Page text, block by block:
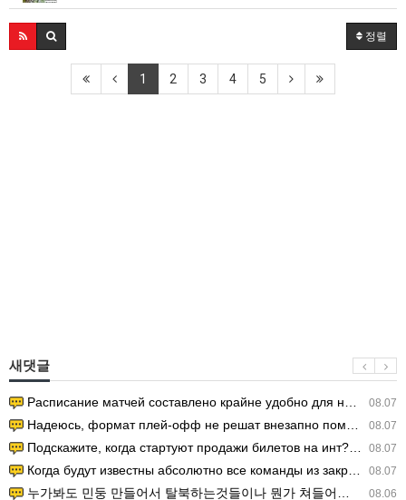
정렬
1 2 3 4 5
새댓글
08.07
Расписание матчей составлено крайне удобно для нашего часово…
08.07
Надеюсь, формат плей-офф не решат внезапно поменять. https:/…
08.07
Подскажите, когда стартуют продажи билетов на инт? https://g…
08.07
Когда будут известны абсолютно все команды из закрытых квали…
08.06
누가봐도 민둥 만들어서 탈북하는것들이나 뭔가 쳐들어오는 낌새를 미리 알아차리기 위함이지 저걸 전쟁준비라고 하…